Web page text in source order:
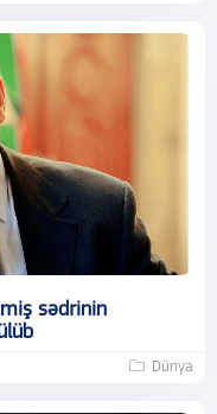
sədrinin
Dünya